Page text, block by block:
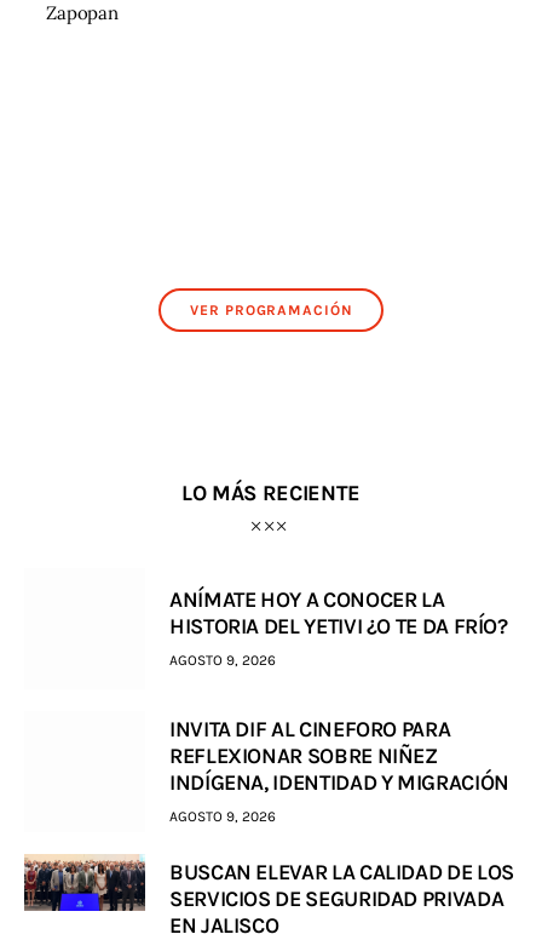
Zapopan
VER PROGRAMACIÓN
LO MÁS RECIENTE
ANÍMATE HOY A CONOCER LA
HISTORIA DEL YETIVI ¿O TE DA FRÍO?
AGOSTO 9, 2026
INVITA DIF AL CINEFORO PARA
REFLEXIONAR SOBRE NIÑEZ
INDÍGENA, IDENTIDAD Y MIGRACIÓN
AGOSTO 9, 2026
BUSCAN ELEVAR LA CALIDAD DE LOS
SERVICIOS DE SEGURIDAD PRIVADA
EN JALISCO